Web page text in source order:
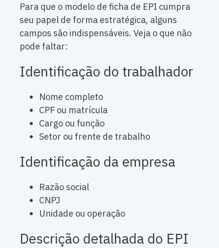
Para que o modelo de ficha de EPI cumpra
seu papel de forma estratégica, alguns
campos são indispensáveis. Veja o que não
pode faltar:
Identificação do trabalhador
Nome completo
CPF ou matrícula
Cargo ou função
Setor ou frente de trabalho
Identificação da empresa
Razão social
CNPJ
Unidade ou operação
Descrição detalhada do EPI